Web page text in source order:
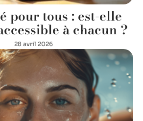
pour tous : est-elle
à chacun ?
28 avril 2026